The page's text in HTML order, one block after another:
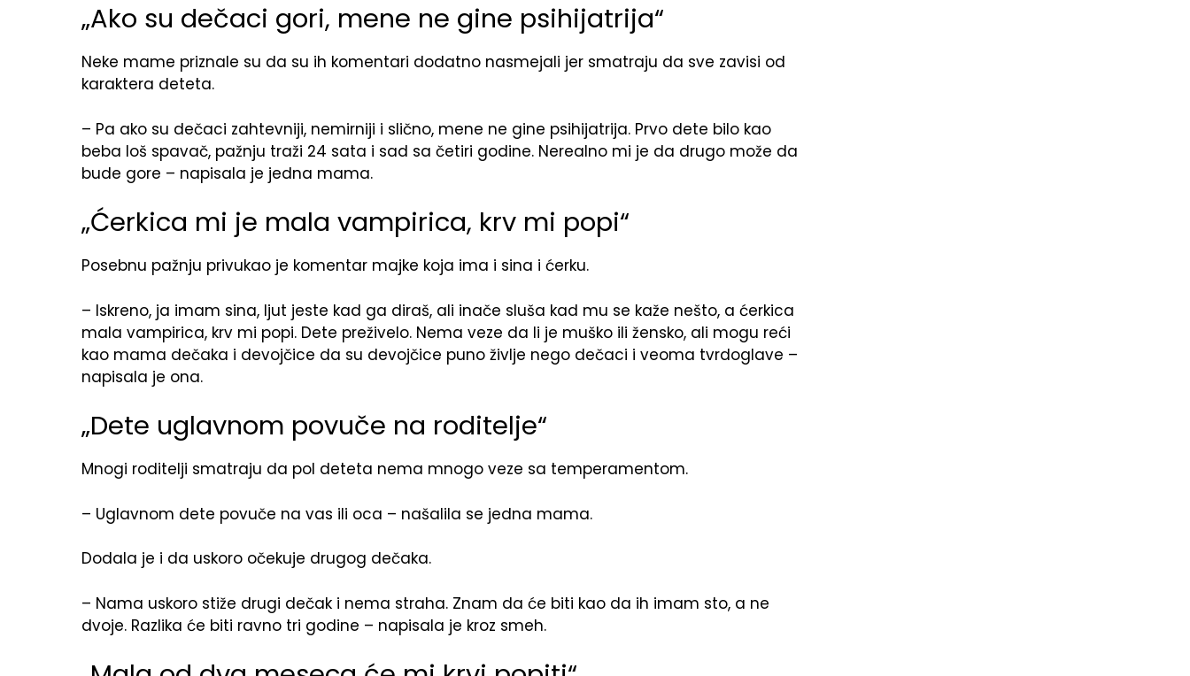
„Ako su dečaci gori, mene ne gine psihijatrija“
Neke mame priznale su da su ih komentari dodatno nasmejali jer smatraju da sve zavisi od
karaktera deteta.
– Pa ako su dečaci zahtevniji, nemirniji i slično, mene ne gine psihijatrija. Prvo dete bilo kao
beba loš spavač, pažnju traži 24 sata i sad sa četiri godine. Nerealno mi je da drugo može da
bude gore – napisala je jedna mama.
„Ćerkica mi je mala vampirica, krv mi popi“
Posebnu pažnju privukao je komentar majke koja ima i sina i ćerku.
– Iskreno, ja imam sina, ljut jeste kad ga diraš, ali inače sluša kad mu se kaže nešto, a ćerkica
mala vampirica, krv mi popi. Dete preživelo. Nema veze da li je muško ili žensko, ali mogu reći
kao mama dečaka i devojčice da su devojčice puno življe nego dečaci i veoma tvrdoglave –
napisala je ona.
„Dete uglavnom povuče na roditelje“
Mnogi roditelji smatraju da pol deteta nema mnogo veze sa temperamentom.
– Uglavnom dete povuče na vas ili oca – našalila se jedna mama.
Dodala je i da uskoro očekuje drugog dečaka.
– Nama uskoro stiže drugi dečak i nema straha. Znam da će biti kao da ih imam sto, a ne
dvoje. Razlika će biti ravno tri godine – napisala je kroz smeh.